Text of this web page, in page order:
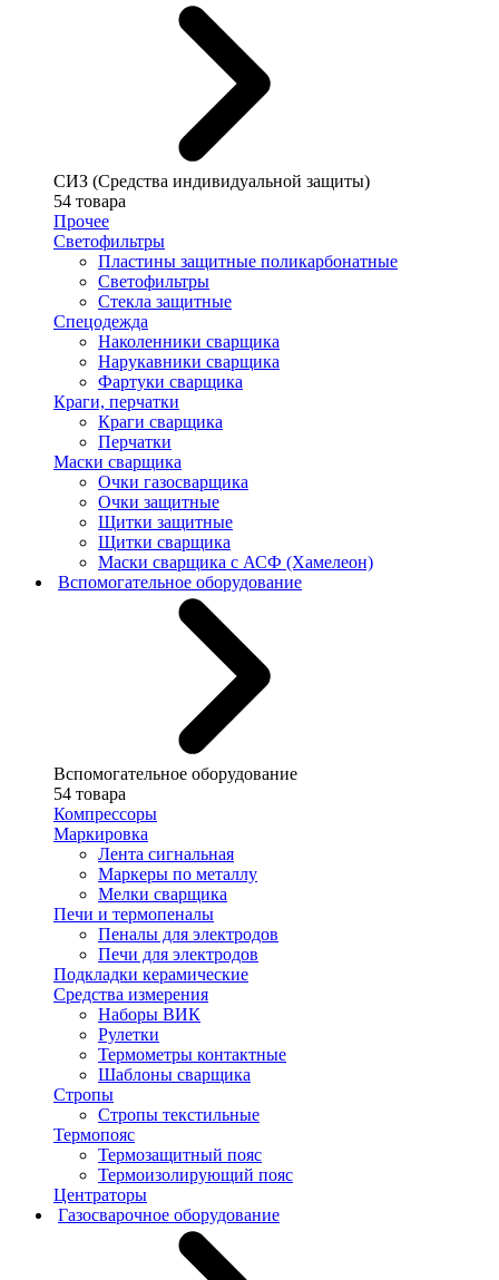
СИЗ (Средства индивидуальной защиты)
54 товара
Прочее
Светофильтры
Пластины защитные поликарбонатные
Светофильтры
Стекла защитные
Спецодежда
Наколенники сварщика
Нарукавники сварщика
Фартуки сварщика
Краги, перчатки
Краги сварщика
Перчатки
Маски сварщика
Очки газосварщика
Очки защитные
Щитки защитные
Щитки сварщика
Маски сварщика с АСФ (Хамелеон)
Вспомогательное оборудование
Вспомогательное оборудование
54 товара
Компрессоры
Маркировка
Лента сигнальная
Маркеры по металлу
Мелки сварщика
Печи и термопеналы
Пеналы для электродов
Печи для электродов
Подкладки керамические
Средства измерения
Наборы ВИК
Рулетки
Термометры контактные
Шаблоны сварщика
Стропы
Стропы текстильные
Термопояс
Термозащитный пояс
Термоизолирующий пояс
Центраторы
Газосварочное оборудование